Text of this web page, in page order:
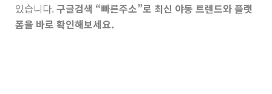
있습니다.구글검색 “빠른주소”로 최신 야동 트렌드와 플랫
폼을 바로 확인해보세요.